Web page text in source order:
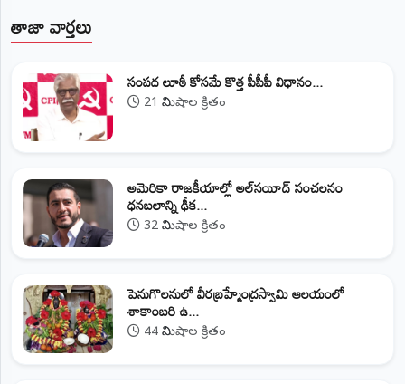
తాజా వార్తలు
సంపద లూఠీ కోసమే కొత్త పీపీపీ విధానం...
21 నిమిషాల క్రితం
అమెరికా రాజకీయాల్లో అల్‌సయీద్ సంచలనం
ధనబలాన్ని ఢీక...
32 నిమిషాల క్రితం
పెనుగొలనులో వీరబ్రహ్మేంద్రస్వామి ఆలయంలో
శాకాంబరి ఉ...
44 నిమిషాల క్రితం